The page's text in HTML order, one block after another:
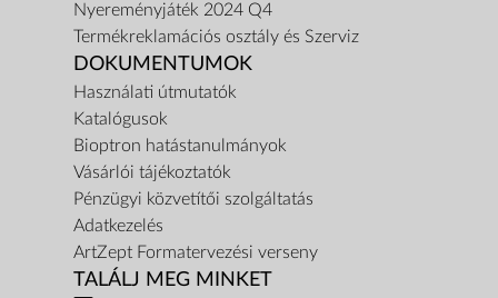
Nyereményjáték 2024 Q4
Termékreklamációs osztály és Szerviz
DOKUMENTUMOK
Használati útmutatók
Katalógusok
Bioptron hatástanulmányok
Vásárlói tájékoztatók
Pénzügyi közvetítői szolgáltatás
Adatkezelés
ArtZept Formatervezési verseny
TALÁLJ MEG MINKET